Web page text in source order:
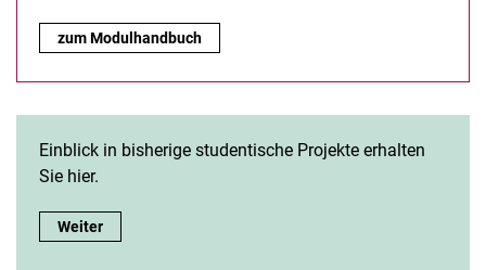
zum Modulhandbuch
Einblick in bisherige studentische Projekte erhalten
Sie hier.
Weiter